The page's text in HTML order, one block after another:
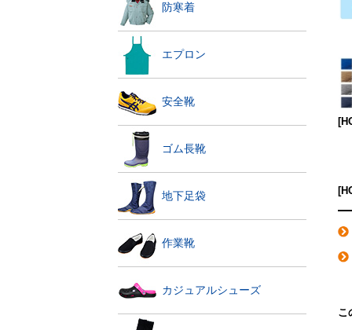
防寒着
エプロン
安全靴
ゴム長靴
地下足袋
作業靴
カジュアルシューズ
こ